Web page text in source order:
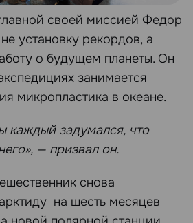
своей миссией Федор
установку рекордов, а
о будущем планеты. Он
занимается
микропластика в океане.
каждый задумался, что
— призвал он.
снова
на шесть месяцев